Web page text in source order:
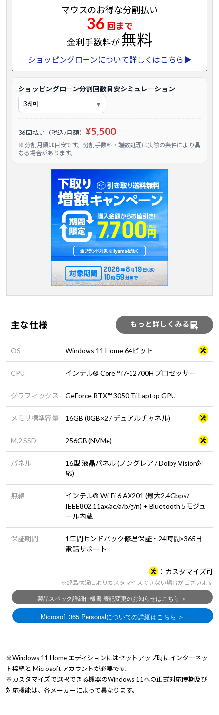
マウスのお得な分割払い
36 回まで
金利手数料が無料
ショッピングローンについて詳しくはこちら▶
ショッピングローン分割回数目安シミュレーション
36回払い（税込/月額） ¥5,500
※ 分割月額は目安です。分割手数料・端数処理は実際の条件により異
なる場合があります。
主な仕様 もっと詳しくみる
OS Windows 11 Home 64ビット
CPU インテル® Core™ i7-12700H プロセッサー
グラフィックス GeForce RTX™ 3050 Ti Laptop GPU
メモリ標準容量 16GB (8GB×2 / デュアルチャネル)
M.2 SSD 256GB (NVMe)
パネル
16型 液晶パネル (ノングレア / Dolby Vision対
応)
無線
インテル® Wi-Fi 6 AX201 (最大2.4Gbps/
IEEE802.11ax/ac/a/b/g/n) + Bluetooth 5モジュ
ール内蔵
保証期間
1年間センドバック修理保証・24時間×365日
電話サポート
カスタマイズ可
※部品状況によりカスタマイズできない場合がございます
※Windows 11 Home エディションにはセットアップ時にインターネッ
ト接続と Microsoft アカウントが必要です。
※カスタマイズで選択できる機器のWindows 11への正式対応時期及び
対応機能は、各メーカーによって異なります。